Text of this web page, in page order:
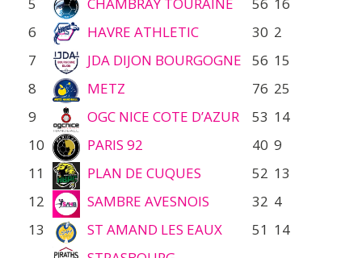
6
HAVRE ATHLETIC 30 2
7
JDA DIJON BOURGOGNE 56 15
8
METZ 76 25
9
OGC NICE COTE D’AZUR 53 14
10
PARIS 92 40 9
11
PLAN DE CUQUES 52 13
12
SAMBRE AVESNOIS 32 4
13
ST AMAND LES EAUX 51 14